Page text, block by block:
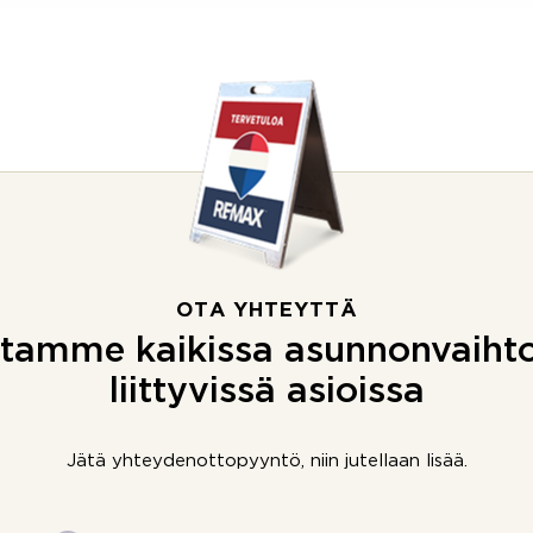
OTA YHTEYTTÄ
kaikissa
liittyvissä asioissa
Jätä yhteydenottopyyntö, niin jutellaan lisää.